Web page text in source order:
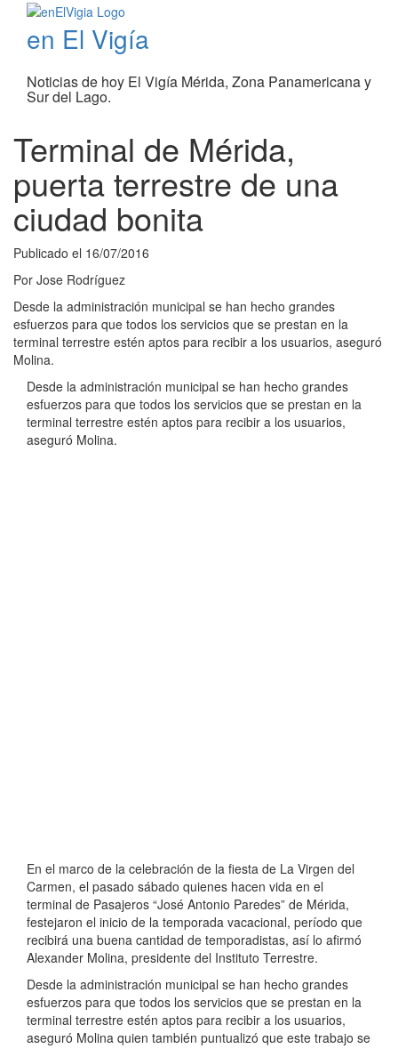
en El Vigía
Noticias de hoy El Vigía Mérida, Zona Panamericana y
Sur del Lago.
Terminal de Mérida,
puerta terrestre de una
ciudad bonita
Publicado el 16/07/2016
Por Jose Rodríguez
Desde la administración municipal se han hecho grandes
esfuerzos para que todos los servicios que se prestan en la
terminal terrestre estén aptos para recibir a los usuarios, aseguró
Molina.
Desde la administración municipal se han hecho grandes
esfuerzos para que todos los servicios que se prestan en la
terminal terrestre estén aptos para recibir a los usuarios,
aseguró Molina.
En el marco de la celebración de la fiesta de La Virgen del
Carmen, el pasado sábado quienes hacen vida en el
terminal de Pasajeros “José Antonio Paredes” de Mérida,
festejaron el inicio de la temporada vacacional, período que
recibirá una buena cantidad de temporadistas, así lo afirmó
Alexander Molina, presidente del Instituto Terrestre.
Desde la administración municipal se han hecho grandes
esfuerzos para que todos los servicios que se prestan en la
terminal terrestre estén aptos para recibir a los usuarios,
aseguró Molina quien también puntualizó que este trabajo se